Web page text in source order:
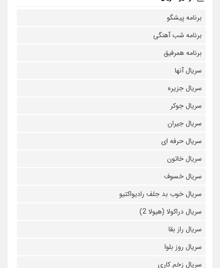
برنامه پیشگو
برنامه شب آهنگی
برنامه همرفیق
سریال آنها
سریال جزیره
سریال جوکر
سریال جیران
سریال حرفه ای
سریال خاتون
سریال خسوف
سریال خوب بد جلف رادیواکتیو
سریال دراکولا (هیولا 2)
سریال راز بقا
سریال روز بلوا
سریال زخم کاری